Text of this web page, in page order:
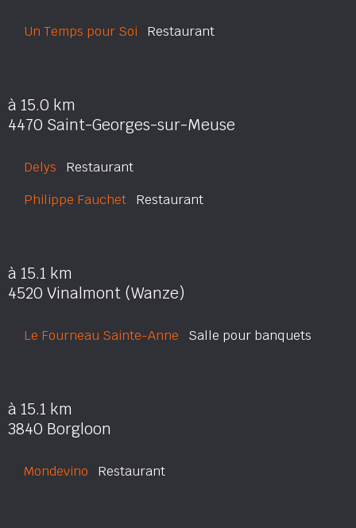
Un Temps pour Soi Restaurant
à 15.0 km
4470 Saint-Georges-sur-Meuse
Delys Restaurant
Philippe Fauchet Restaurant
à 15.1 km
4520 Vinalmont (Wanze)
Le Fourneau Sainte-Anne Salle pour banquets
à 15.1 km
3840 Borgloon
Mondevino Restaurant